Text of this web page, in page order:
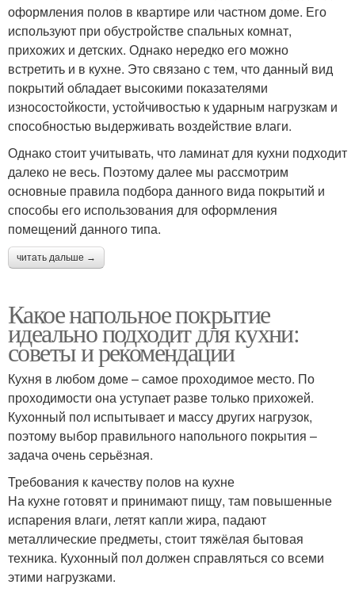
оформления полов в квартире или частном доме. Его
используют при обустройстве спальных комнат,
прихожих и детских. Однако нередко его можно
встретить и в кухне. Это связано с тем, что данный вид
покрытий обладает высокими показателями
износостойкости, устойчивостью к ударным нагрузкам и
способностью выдерживать воздействие влаги.
Однако стоит учитывать, что ламинат для кухни подходит
далеко не весь. Поэтому далее мы рассмотрим
основные правила подбора данного вида покрытий и
способы его использования для оформления
помещений данного типа.
читать дальше →
Какое напольное покрытие
идеально подходит для кухни:
советы и рекомендации
Кухня в любом доме – самое проходимое место. По
проходимости она уступает разве только прихожей.
Кухонный пол испытывает и массу других нагрузок,
поэтому выбор правильного напольного покрытия –
задача очень серьёзная.
Требования к качеству полов на кухне
На кухне готовят и принимают пищу, там повышенные
испарения влаги, летят капли жира, падают
металлические предметы, стоит тяжёлая бытовая
техника. Кухонный пол должен справляться со всеми
этими нагрузками.